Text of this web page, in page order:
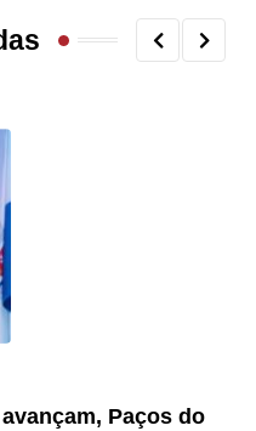
Paços do